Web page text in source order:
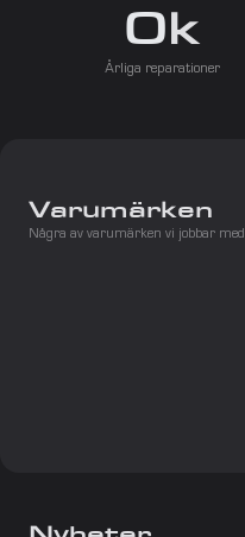
0k
Årliga reparationer
Varumärken
Några av varumärken vi jobbar med